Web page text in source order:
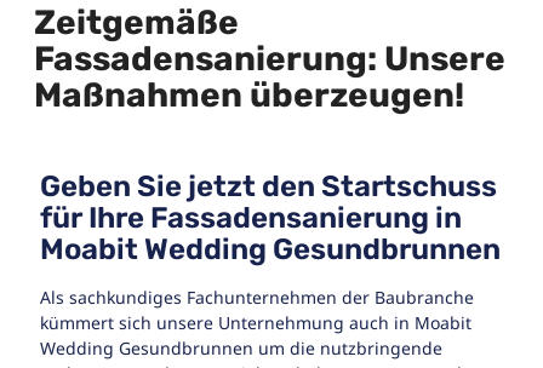
Zeitgemäße
Fassadensanierung: Unsere
Maßnahmen überzeugen!
Geben Sie jetzt den Startschuss
für Ihre Fassadensanierung in
Moabit Wedding Gesundbrunnen
Als sachkundiges Fachunternehmen der Baubranche
kümmert sich unsere Unternehmung auch in Moabit
Wedding Gesundbrunnen um die nutzbringende